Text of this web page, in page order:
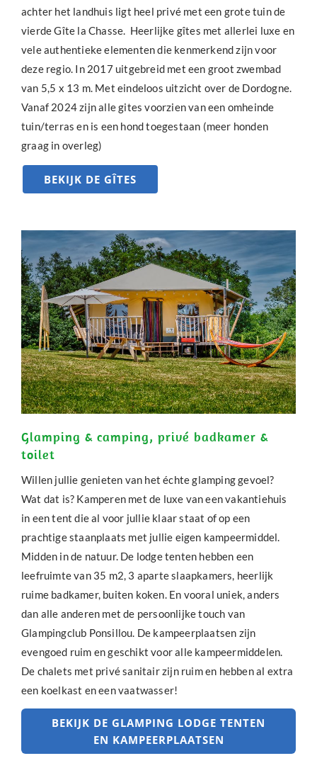
achter het landhuis ligt heel privé met een grote tuin de
vierde Gîte la Chasse. Heerlijke gîtes met allerlei luxe en
vele authentieke elementen die kenmerkend zijn voor
deze regio. In 2017 uitgebreid met een groot zwembad
van 5,5 x 13 m. Met eindeloos uitzicht over de Dordogne.
Vanaf 2024 zijn alle gites voorzien van een omheinde
tuin/terras en is een hond toegestaan (meer honden
graag in overleg)
BEKIJK DE GÎTES
Glamping & camping, privé badkamer &
toilet
Willen jullie genieten van het échte glamping gevoel?
Wat dat is? Kamperen met de luxe van een vakantiehuis
in een tent die al voor jullie klaar staat of op een
prachtige staanplaats met jullie eigen kampeermiddel.
Midden in de natuur. De lodge tenten hebben een
leefruimte van 35 m2, 3 aparte slaapkamers, heerlijk
ruime badkamer, buiten koken. En vooral uniek, anders
dan alle anderen met de persoonlijke touch van
Glampingclub Ponsillou. De kampeerplaatsen zijn
evengoed ruim en geschikt voor alle kampeermiddelen.
De chalets met privé sanitair zijn ruim en hebben al extra
een koelkast en een vaatwasser!
BEKIJK DE GLAMPING LODGE TENTEN
EN KAMPEERPLAATSEN